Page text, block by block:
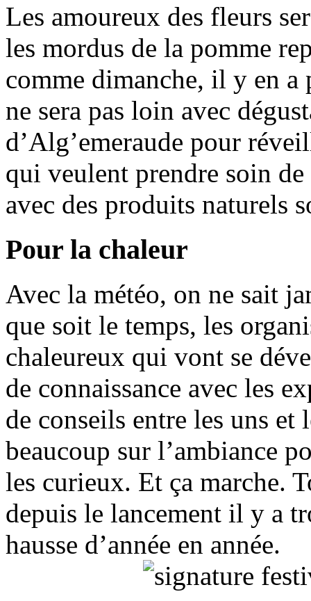
Les amoureux des fleurs
les mordus de la pomme
comme dimanche, il y en
ne sera pas loin avec
d’Alg’emeraude pour
qui veulent prendre soin de
avec des produits naturels
Pour la chaleur
Avec la météo, on ne sait
que soit le temps, les
chaleureux qui vont se
de connaissance avec les
de conseils entre les uns et
beaucoup sur l’ambiance
les curieux. Et ça marche.
depuis le lancement il y a
hausse d’année en année.